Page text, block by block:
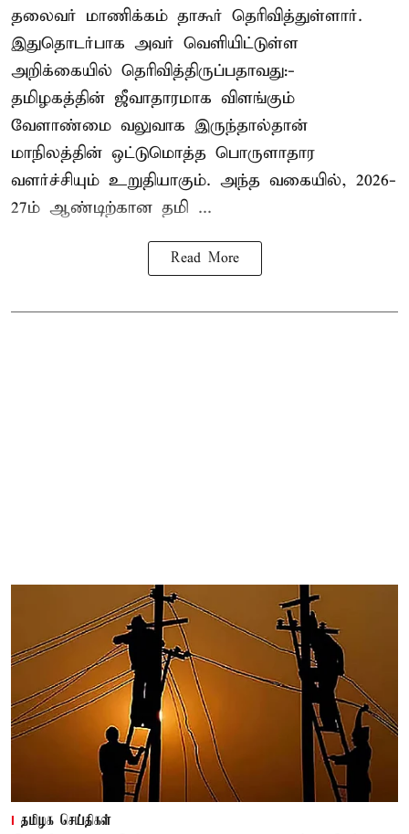
தலைவர் மாணிக்கம் தாகூர் தெரிவித்துள்ளார்.
இதுதொடர்பாக அவர் வெளியிட்டுள்ள
அறிக்கையில் தெரிவித்திருப்பதாவது:-
தமிழகத்தின் ஜீவாதாரமாக விளங்கும்
வேளாண்மை வலுவாக இருந்தால்தான்
மாநிலத்தின் ஒட்டுமொத்த பொருளாதார
வளர்ச்சியும் உறுதியாகும். அந்த வகையில், 2026-
27ம் ஆண்டிற்கான தமி ...
Read More
தமிழக செய்திகள்